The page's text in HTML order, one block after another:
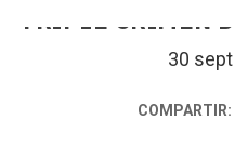
TRIPLE CRIMEN
30
COMPARTIR: